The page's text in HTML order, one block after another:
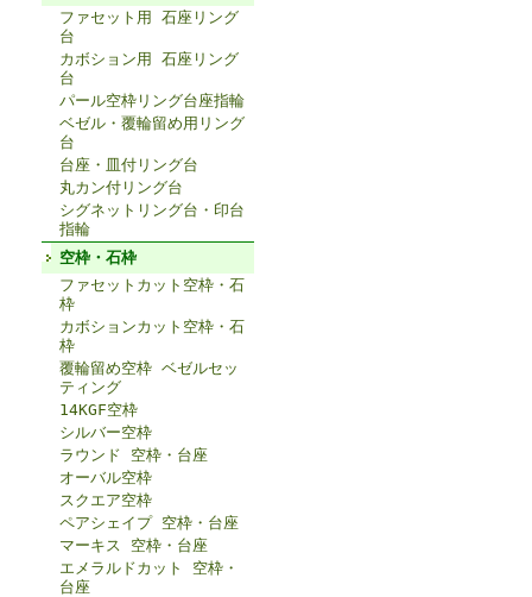
ファセット用 石座リング
台
カボション用 石座リング
台
パール空枠リング台座指輪
ベゼル・覆輪留め用リング
台
台座・皿付リング台
丸カン付リング台
シグネットリング台・印台
指輪
空枠・石枠
ファセットカット空枠・石
枠
カボションカット空枠・石
枠
覆輪留め空枠 ベゼルセッ
ティング
14KGF空枠
シルバー空枠
ラウンド 空枠・台座
オーバル空枠
スクエア空枠
ペアシェイプ 空枠・台座
マーキス 空枠・台座
エメラルドカット 空枠・
台座